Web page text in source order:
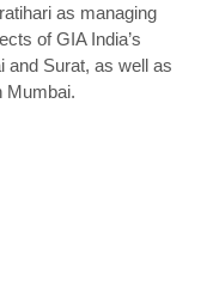
as managing
of GIA India’s
and Surat, as well as
Mumbai.